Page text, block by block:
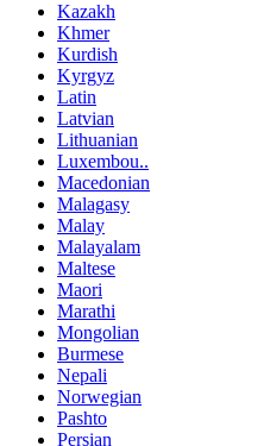
Kazakh
Khmer
Kurdish
Kyrgyz
Latin
Latvian
Lithuanian
Luxembou..
Macedonian
Malagasy
Malay
Malayalam
Maltese
Maori
Marathi
Mongolian
Burmese
Nepali
Norwegian
Pashto
Persian